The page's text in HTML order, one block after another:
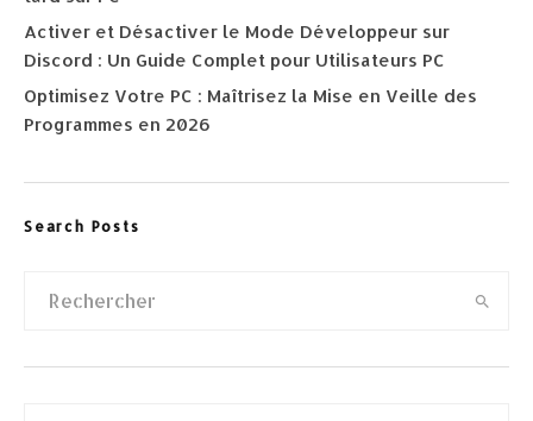
Activer et Désactiver le Mode Développeur sur
Discord : Un Guide Complet pour Utilisateurs PC
Optimisez Votre PC : Maîtrisez la Mise en Veille des
Programmes en 2026
Search Posts